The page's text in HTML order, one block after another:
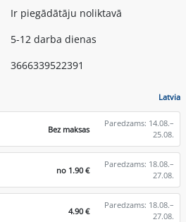
Ir piegādātāju noliktavā
5-12 darba dienas
3666339522391
Latvia
Bez maksas
Paredzams: 14.08.–
25.08.
no 1.90 €
Paredzams: 18.08.–
27.08.
4.90 €
Paredzams: 18.08.–
27.08.